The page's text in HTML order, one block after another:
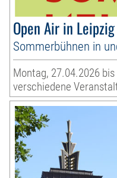
Open Air in Leipzig
Sommerbühnen in
Montag, 27.04.2026
verschiedene